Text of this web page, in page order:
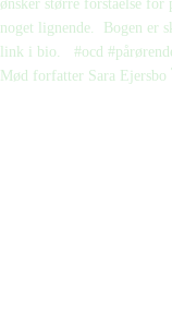
Mød forfatter Sara